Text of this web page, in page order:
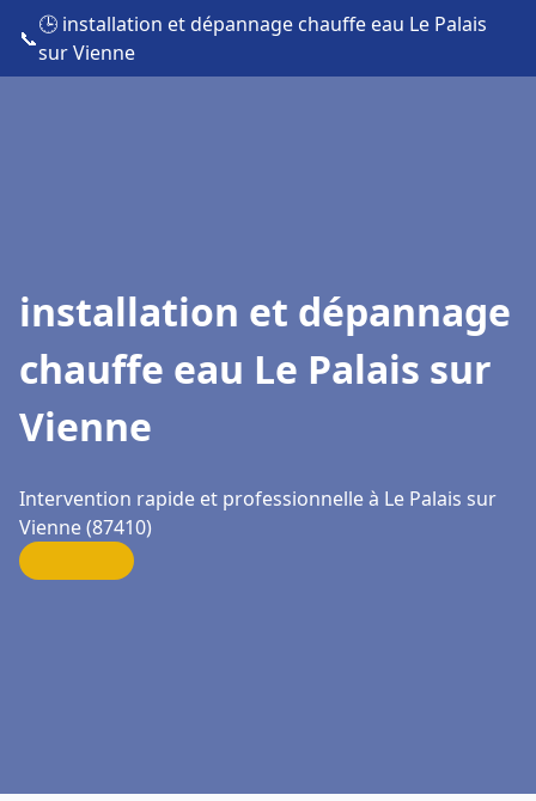
📞
🕒 installation et dépannage chauffe eau Le Palais
sur Vienne
installation et dépannage
chauffe eau Le Palais sur
Vienne
Intervention rapide et professionnelle à Le Palais sur
Vienne (87410)